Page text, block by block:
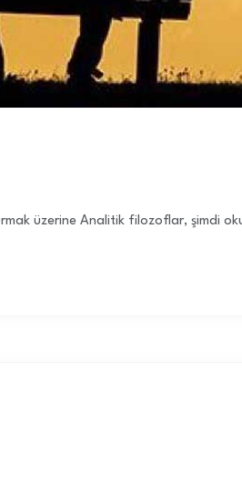
üzerine Analitik filozoflar, şimdi